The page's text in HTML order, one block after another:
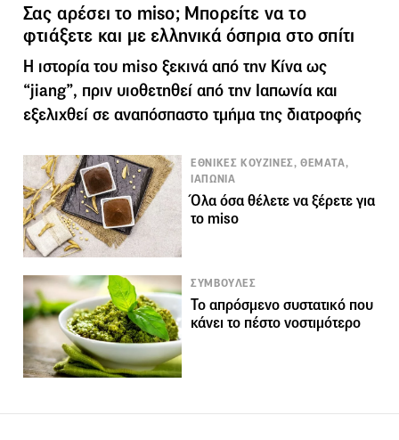
Σας αρέσει το miso; Μπορείτε να το
φτιάξετε και με ελληνικά όσπρια στο σπίτι
Η ιστορία του miso ξεκινά από την Κίνα ως
“jiang”, πριν υιοθετηθεί από την Ιαπωνία και
εξελιχθεί σε αναπόσπαστο τμήμα της διατροφής
ΕΘΝΙΚΕΣ ΚΟΥΖΙΝΕΣ, ΘΕΜΑΤΑ,
ΙΑΠΩΝΙΑ
Όλα όσα θέλετε να ξέρετε για
το miso
ΣΥΜΒΟΥΛΕΣ
Το απρόσμενο συστατικό που
κάνει το πέστο νοστιμότερο